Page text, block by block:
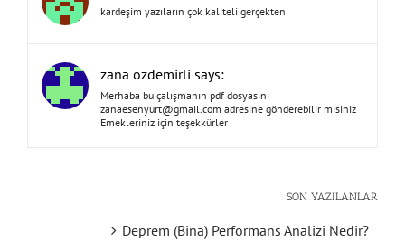
kardeşim yazıların çok kaliteli gerçekten
zana özdemirli says:
Merhaba bu çalışmanın pdf dosyasını
zanaesenyurt@gmail.com adresine gönderebilir misiniz
Emekleriniz için teşekkürler
SON YAZILANLAR
Deprem (Bina) Performans Analizi Nedir?